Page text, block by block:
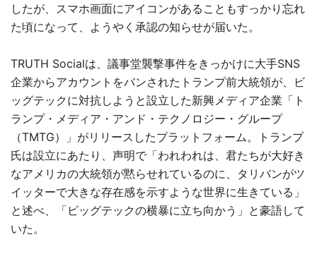
したが、スマホ画面にアイコンがあることもすっかり忘れ
た頃になって、ようやく承認の知らせが届いた。
TRUTH Socialは、議事堂襲撃事件をきっかけに大手SNS
企業からアカウントをバンされたトランプ前大統領が、ビ
ッグテックに対抗しようと設立した新興メディア企業「ト
ランプ・メディア・アンド・テクノロジー・グループ
（TMTG）」がリリースしたプラットフォーム。トランプ
氏は設立にあたり、声明で「われわれは、君たちが大好き
なアメリカの大統領が黙らせれているのに、タリバンがツ
イッターで大きな存在感を示すような世界に生きている」
と述べ、「ビッグテックの横暴に立ち向かう」と豪語して
いた。